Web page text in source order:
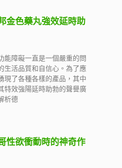
金色藥丸強效延時助
能障礙一直是一個嚴重的問
生活品質和自信心。為了應
現了各種各樣的產品，其中
特效強陽延時助勃的聲譽廣
析德
性欲衝動時的神奇作